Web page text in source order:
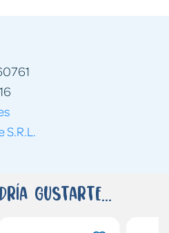
gustarte...